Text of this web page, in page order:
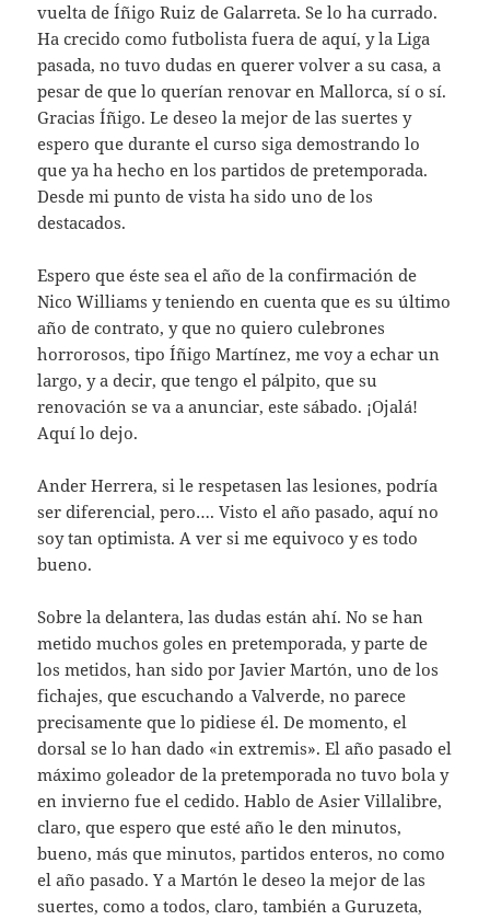
vuelta de Íñigo Ruiz de Galarreta. Se lo ha currado.
Ha crecido como futbolista fuera de aquí, y la Liga
pasada, no tuvo dudas en querer volver a su casa, a
pesar de que lo querían renovar en Mallorca, sí o sí.
Gracias Íñigo. Le deseo la mejor de las suertes y
espero que durante el curso siga demostrando lo
que ya ha hecho en los partidos de pretemporada.
Desde mi punto de vista ha sido uno de los
destacados.
Espero que éste sea el año de la confirmación de
Nico Williams y teniendo en cuenta que es su último
año de contrato, y que no quiero culebrones
horrorosos, tipo Íñigo Martínez, me voy a echar un
largo, y a decir, que tengo el pálpito, que su
renovación se va a anunciar, este sábado. ¡Ojalá!
Aquí lo dejo.
Ander Herrera, si le respetasen las lesiones, podría
ser diferencial, pero…. Visto el año pasado, aquí no
soy tan optimista. A ver si me equivoco y es todo
bueno.
Sobre la delantera, las dudas están ahí. No se han
metido muchos goles en pretemporada, y parte de
los metidos, han sido por Javier Martón, uno de los
fichajes, que escuchando a Valverde, no parece
precisamente que lo pidiese él. De momento, el
dorsal se lo han dado «in extremis». El año pasado el
máximo goleador de la pretemporada no tuvo bola y
en invierno fue el cedido. Hablo de Asier Villalibre,
claro, que espero que esté año le den minutos,
bueno, más que minutos, partidos enteros, no como
el año pasado. Y a Martón le deseo la mejor de las
suertes, como a todos, claro, también a Guruzeta,